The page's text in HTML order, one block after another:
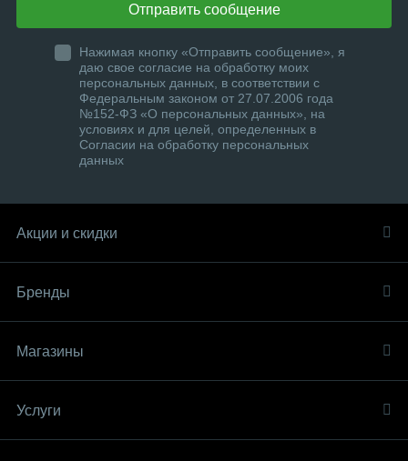
Отправить сообщение
Нажимая кнопку «Отправить сообщение», я
даю свое согласие на обработку моих
персональных данных, в соответствии с
Федеральным законом от 27.07.2006 года
№152-ФЗ «О персональных данных», на
условиях и для целей, определенных в
Согласии на обработку персональных
данных
Акции и скидки
Бренды
Магазины
Услуги